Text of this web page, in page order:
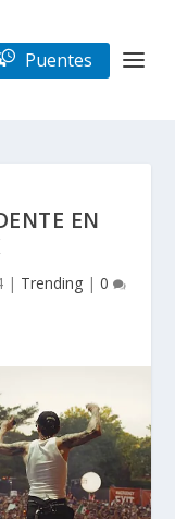
Puentes
EN
| Trending | 0